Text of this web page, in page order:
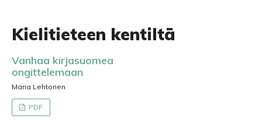
Kielitieteen kentiltä
Vanhaa kirjasuomea
ongittelemaan
Maria Lehtonen
PDF